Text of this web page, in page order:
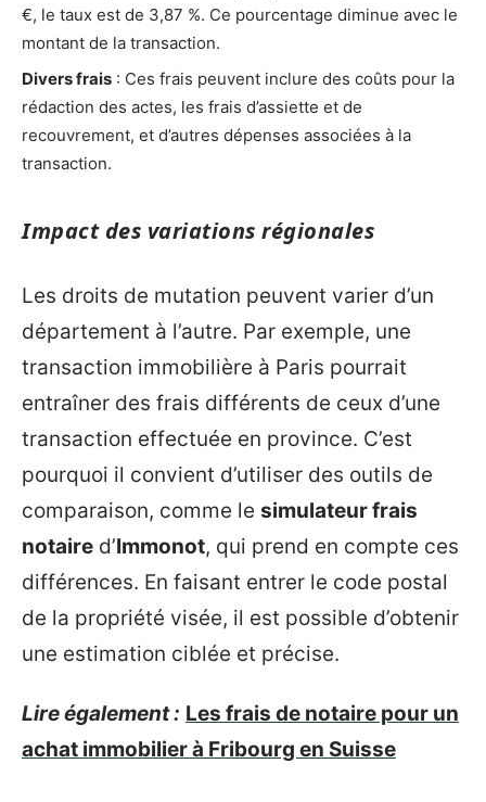
€, le taux est de 3,87 %. Ce pourcentage diminue avec le
montant de la transaction.
Divers frais : Ces frais peuvent inclure des coûts pour la
rédaction des actes, les frais d’assiette et de
recouvrement, et d’autres dépenses associées à la
transaction.
Impact des variations régionales
Les droits de mutation peuvent varier d’un
département à l’autre. Par exemple, une
transaction immobilière à Paris pourrait
entraîner des frais différents de ceux d’une
transaction effectuée en province. C’est
pourquoi il convient d’utiliser des outils de
comparaison, comme le simulateur frais
notaire d’Immonot, qui prend en compte ces
différences. En faisant entrer le code postal
de la propriété visée, il est possible d’obtenir
une estimation ciblée et précise.
Lire également : Les frais de notaire pour un
achat immobilier à Fribourg en Suisse